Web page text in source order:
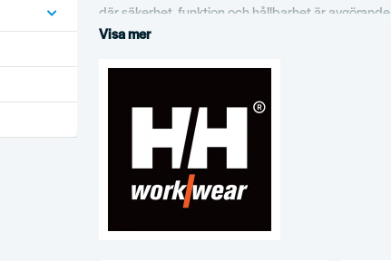
där säkerhet, funktion och hållbarhet är
material levererar de plagg som skyddar – varje
Visa mer